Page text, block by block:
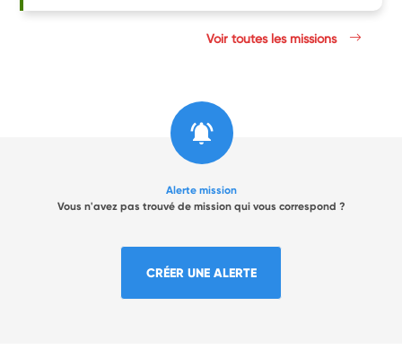
Voir toutes les missions
Alerte mission
Vous n'avez pas trouvé de mission qui vous correspond ?
CRÉER UNE ALERTE